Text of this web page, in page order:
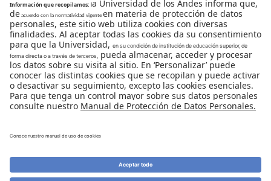
de mayo de 1964.